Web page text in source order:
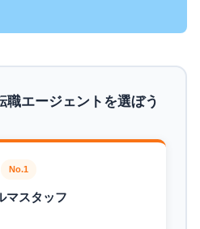
職エージェントを選ぼう
No.1
マスタッフ